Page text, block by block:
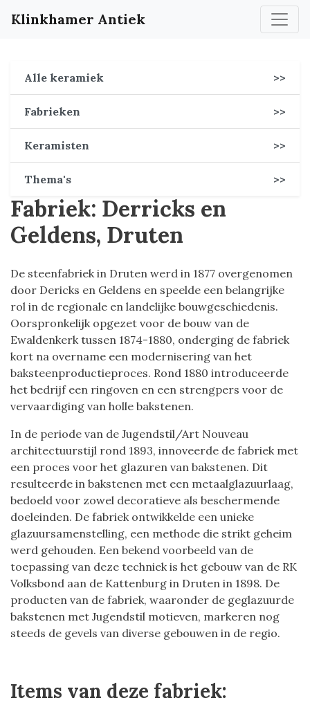
Klinkhamer Antiek
Alle keramiek >>
Fabrieken >>
Keramisten >>
Thema's >>
Fabriek: Derricks en
Geldens, Druten
De steenfabriek in Druten werd in 1877 overgenomen
door Dericks en Geldens en speelde een belangrijke
rol in de regionale en landelijke bouwgeschiedenis.
Oorspronkelijk opgezet voor de bouw van de
Ewaldenkerk tussen 1874-1880, onderging de fabriek
kort na overname een modernisering van het
baksteenproductieproces. Rond 1880 introduceerde
het bedrijf een ringoven en een strengpers voor de
vervaardiging van holle bakstenen.
In de periode van de Jugendstil/Art Nouveau
architectuurstijl rond 1893, innoveerde de fabriek met
een proces voor het glazuren van bakstenen. Dit
resulteerde in bakstenen met een metaalglazuurlaag,
bedoeld voor zowel decoratieve als beschermende
doeleinden. De fabriek ontwikkelde een unieke
glazuursamenstelling, een methode die strikt geheim
werd gehouden. Een bekend voorbeeld van de
toepassing van deze techniek is het gebouw van de RK
Volksbond aan de Kattenburg in Druten in 1898. De
producten van de fabriek, waaronder de geglazuurde
bakstenen met Jugendstil motieven, markeren nog
steeds de gevels van diverse gebouwen in de regio.
Items van deze fabriek: